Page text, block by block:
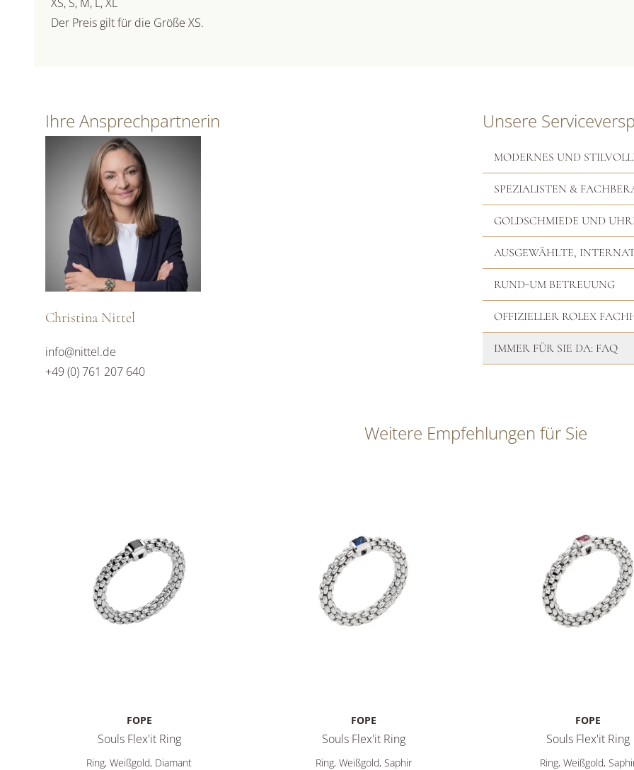
Der Preis gilt für die Größe XS.
Ihre Ansprechpartnerin
Christina Nittel
info@nittel.de
+49 (0) 761 207 640
Unsere
MODERNES UND
SPEZIALISTEN &
GOLDSCHMIEDE UND
AUSGEWÄHLTE,
RUND-UM BETREUUNG
OFFIZIELLER ROLEX
IMMER FÜR SIE DA: FAQ
Weitere Empfehlungen für Sie
FOPE
Souls Flex'it Ring
FOPE Souls Flex'it Ring, Ref: 09E08AX_BN_B_XBX_0XS, Preis: 1.660,00 €
Ring, Weißgold, Diamant
FOPE
Souls Flex'it Ring
FOPE Souls Flex'it Ring, Ref: 09E08AX_B2_B_XBX_0XS, Preis: 1.920,00 €
Ring, Weißgold, Saphir
FOPE
Souls Flex'it Ring
FOPE Souls Flex'it Ring,
Ring, Weißgold,